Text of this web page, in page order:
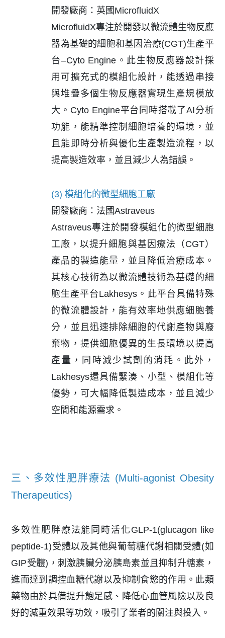
開發廠商：英國MicrofluidX
MicrofluidX專注於開發以微流體生物反應
器為基礎的細胞和基因治療(CGT)生產平
台–Cyto Engine。此生物反應器設計採
用可擴充式的模組化設計，能透過串接
與堆疊多個生物反應器實現生產規模放
大。Cyto Engine平台同時搭載了AI分析
功能，能精準控制細胞培養的環境，並
且能即時分析與優化生產製造流程，以
提高製造效率，並且減少人為錯誤。
(3) 模組化的微型細胞工廠
開發廠商：法國Astraveus
Astraveus專注於開發模組化的微型細胞
工廠，以提升細胞與基因療法（CGT）
產品的製造能量，並且降低治療成本。
其核心技術為以微流體技術為基礎的細
胞生產平台Lakhesys。此平台具備特殊
的微流體設計，能有效率地供應細胞養
分，並且迅速排除細胞的代謝產物與廢
棄物，提供細胞優異的生長環境以提高
產量，同時減少試劑的消耗。此外，
Lakhesys還具備緊湊、小型、模組化等
優勢，可大幅降低製造成本，並且減少
空間和能源需求。
三、多效性肥胖療法 (Multi-agonist Obesity
Therapeutics)
多效性肥胖療法能同時活化GLP-1(glucagon like
peptide-1)受體以及其他與葡萄糖代謝相關受體(如
GIP受體)，刺激胰臟分泌胰島素並且抑制升糖素，
進而達到調控血糖代謝以及抑制食慾的作用。此類
藥物由於具備提升飽足感、降低心血管風險以及良
好的減重效果等功效，吸引了業者的關注與投入。